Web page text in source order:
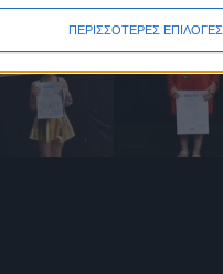
ΠΕΡΙΣΣΟΤΕΡΕΣ ΕΠΙΛΟΓΕΣ